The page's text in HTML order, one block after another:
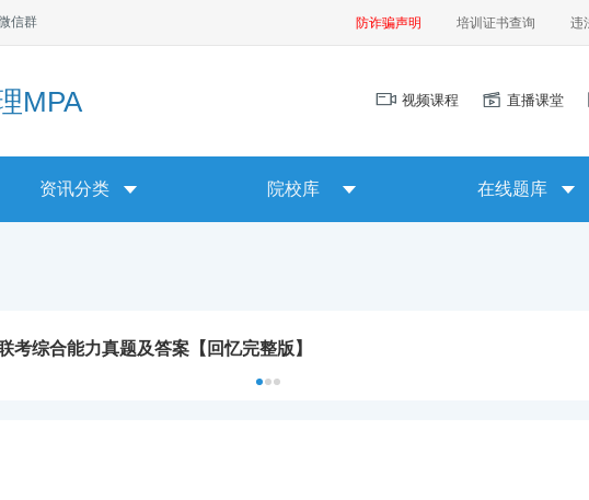
信群 防诈骗声明 培训证书查询 违
MPA 视频课程 直播课堂
资讯分类 院校库 在线题库
考综合能力真题及答案【回忆完整版】